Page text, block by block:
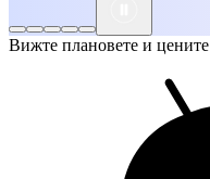
Вижте плановете и цените